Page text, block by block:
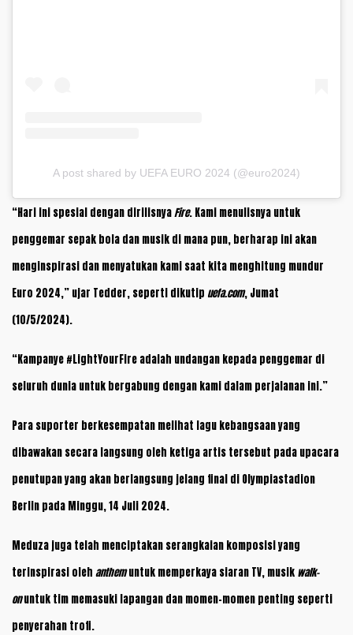
A post shared by UEFA EURO 2024 (@euro2024)
“Hari ini spesial dengan dirilisnyaFire. Kami menulisnya untuk
penggemar sepak bola dan musik di mana pun, berharap ini akan
menginspirasi dan menyatukan kami saat kita menghitung mundur
Euro 2024,” ujar Tedder, seperti dikutip uefa.com, Jumat
(10/5/2024).
“Kampanye #LightYourFire adalah undangan kepada penggemar di
seluruh dunia untuk bergabung dengan kami dalam perjalanan ini.”
Para suporter berkesempatan melihat lagu kebangsaan yang
dibawakan secara langsung oleh ketiga artis tersebut pada upacara
penutupan yang akan berlangsung jelang final di Olympiastadion
Berlin pada Minggu, 14 Juli 2024.
Meduza juga telah menciptakan serangkaian komposisi yang
terinspirasi oleh anthemuntuk memperkaya siaran TV, musik walk-
onuntuk tim memasuki lapangan dan momen-momen penting seperti
penyerahan trofi.